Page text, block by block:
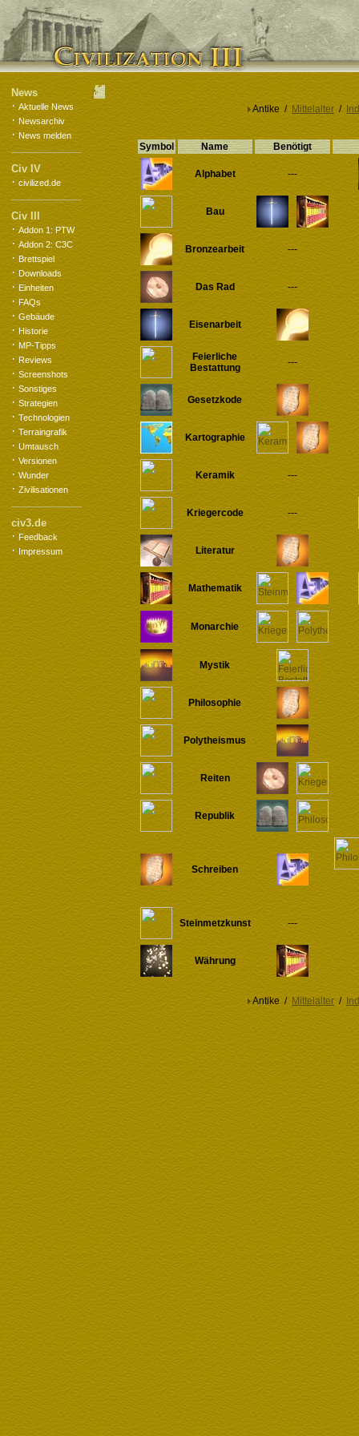
News
· Aktuelle News
· Newsarchiv
· News melden
Civ IV
· civilized.de
Civ III
· Addon 1: PTW
· Addon 2: C3C
· Brettspiel
· Downloads
· Einheiten
· FAQs
· Gebäude
· Historie
· MP-Tipps
· Reviews
· Screenshots
· Sonstiges
· Strategien
· Technologien
· Terraingrafik
· Umtausch
· Versionen
· Wunder
· Zivilisationen
civ3.de
· Feedback
· Impressum
Antike / Mittelalter /
Symbol Name Benötigt
Alphabet ---
Bau
Bronzearbeit ---
Das Rad ---
Eisenarbeit
Feierliche
Bestattung
---
Gesetzkode
Kartographie
Keramik ---
Kriegercode ---
Literatur
Mathematik
Monarchie
Mystik
Philosophie
Polytheismus
Reiten
Republik
Schreiben
Steinmetzkunst ---
Währung
Antike / Mittelalter /